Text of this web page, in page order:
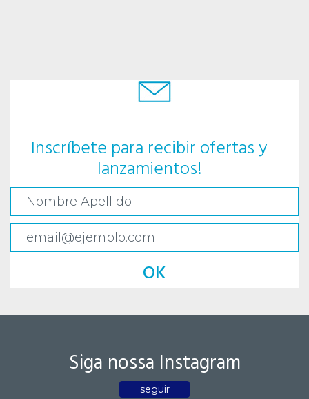
Inscríbete para recibir ofertas y
lanzamientos!
OK
Siga nossa Instagram
seguir